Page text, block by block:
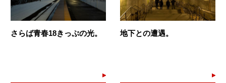
さらば青春18きっぷの光。 地下との遭遇。